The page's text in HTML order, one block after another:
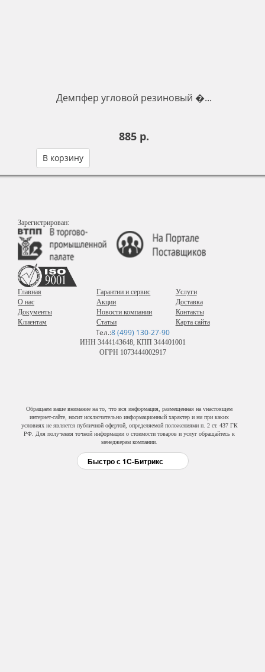
Демпфер угловой резиновый �...
885 р.
В корзину
Зарегистрирован:
Главная
О нас
Документы
Клиентам
Гарантии и сервис
Акции
Новости компании
Статьи
Услуги
Доставка
Контакты
Карта сайта
Тел.:8 (499) 130-27-90
ИНН 3444143648, КПП 344401001
ОГРН 1073444002917
Обращаем ваше внимание на то, что вся информация, размещенная на vнастоящем
интернет-сайте, носит исключительно информационный характер и ни при каких
условиях не является публичной офертой, определяемой положениями п. 2 ст. 437 ГК
РФ. Для получения точной информации о стоимости товаров и услуг обращайтесь к
менеджерам компании.
Быстро с 1С-Битрикс